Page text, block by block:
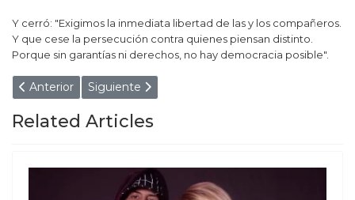
Y cerró: "Exigimos la inmediata libertad de las y los compañeros.
Y que cese la persecución contra quienes piensan distinto.
Porque sin garantías ni derechos, no hay democracia posible".
Artículo anterior: "Sos un violento y un cobarde": El día que
Anterior Artículo siguiente: Horror en la casa donde
Siguiente
Related Articles